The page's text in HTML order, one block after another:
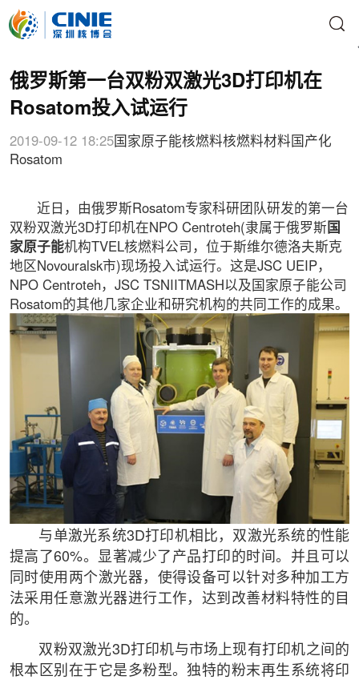
俄罗斯第一台双粉双激光3D打印机在
Rosatom投入试运行
2019-09-12 18:25国家原子能核燃料核燃料材料国产化
Rosatom
近日，由俄罗斯Rosatom专家科研团队研发的第一台
双粉双激光3D打印机在NPO Centroteh(隶属于俄罗斯 国
家原子能机构TVEL核燃料公司，位于斯维尔德洛夫斯克
地区Novouralsk市)现场投入试运行。这是JSC UEIP，
NPO Centroteh，JSC TSNIITMASH以及国家原子能公司
Rosatom的其他几家企业和研究机构的共同工作的成果。
与单激光系统3D打印机相比，双激光系统的性能
提高了60%。显著减少了产品打印的时间。并且可以
同时使用两个激光器，使得设备可以针对多种加工方
法采用任意激光器进行工作，达到改善材料特性的目
的。
双粉双激光3D打印机与市场上现有打印机之间的
根本区别在于它是多粉型。独特的粉末再生系统将印